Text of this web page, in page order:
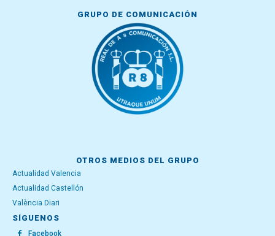
GRUPO DE COMUNICACIÓN
OTROS MEDIOS DEL GRUPO
Actualidad Valencia
Actualidad Castellón
València Diari
SÍGUENOS
Facebook